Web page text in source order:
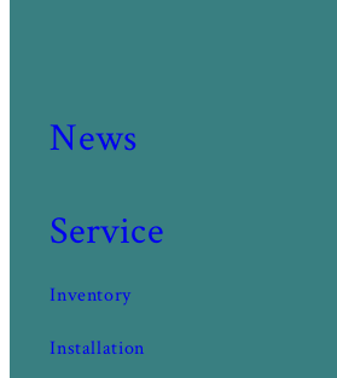
News
Service
Inventory
Installation